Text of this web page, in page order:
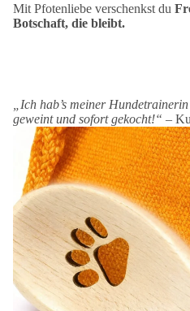
Mit Pfotenliebe verschenkst du
Botschaft, die bleibt.
„Ich hab’s meiner
geweint und sofort gekocht!“ –